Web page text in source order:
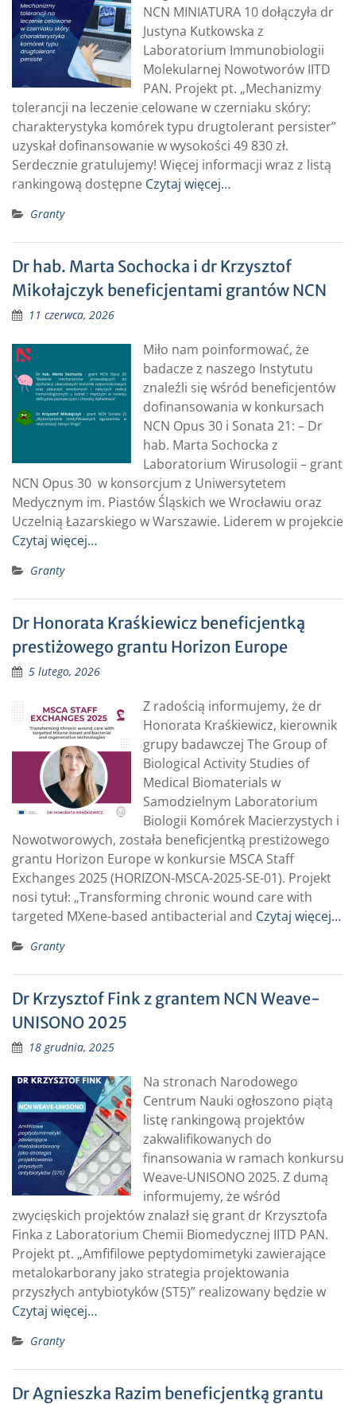
NCN MINIATURA 10 dołączyła dr
Justyna Kutkowska z
Laboratorium Immunobiologii
Molekularnej Nowotworów IITD
PAN. Projekt pt. „Mechanizmy
tolerancji na leczenie celowane w czerniaku skóry:
charakterystyka komórek typu drugtolerant persister”
uzyskał dofinansowanie w wysokości 49 830 zł.
Serdecznie gratulujemy! Więcej informacji wraz z listą
rankingową dostępne Czytaj więcej…
Granty
Dr hab. Marta Sochocka i dr Krzysztof
Mikołajczyk beneficjentami grantów NCN
11 czerwca, 2026
Miło nam poinformować, że
badacze z naszego Instytutu
znaleźli się wśród beneficjentów
dofinansowania w konkursach
NCN Opus 30 i Sonata 21: – Dr
hab. Marta Sochocka z
Laboratorium Wirusologii – grant
NCN Opus 30 w konsorcjum z Uniwersytetem
Medycznym im. Piastów Śląskich we Wrocławiu oraz
Uczelnią Łazarskiego w Warszawie. Liderem w projekcie
Czytaj więcej…
Granty
Dr Honorata Kraśkiewicz beneficjentką
prestiżowego grantu Horizon Europe
5 lutego, 2026
Z radością informujemy, że dr
Honorata Kraśkiewicz, kierownik
grupy badawczej The Group of
Biological Activity Studies of
Medical Biomaterials w
Samodzielnym Laboratorium
Biologii Komórek Macierzystych i
Nowotworowych, została beneficjentką prestiżowego
grantu Horizon Europe w konkursie MSCA Staff
Exchanges 2025 (HORIZON-MSCA-2025-SE-01). Projekt
nosi tytuł: „Transforming chronic wound care with
targeted MXene-based antibacterial and Czytaj więcej…
Granty
Dr Krzysztof Fink z grantem NCN Weave-
UNISONO 2025
18 grudnia, 2025
Na stronach Narodowego
Centrum Nauki ogłoszono piątą
listę rankingową projektów
zakwalifikowanych do
finansowania w ramach konkursu
Weave-UNISONO 2025. Z dumą
informujemy, że wśród
zwycięskich projektów znalazł się grant dr Krzysztofa
Finka z Laboratorium Chemii Biomedycznej IITD PAN.
Projekt pt. „Amfifilowe peptydomimetyki zawierające
metalokarborany jako strategia projektowania
przyszłych antybiotyków (ST5)” realizowany będzie w
Czytaj więcej…
Granty
Dr Agnieszka Razim beneficjentką grantu